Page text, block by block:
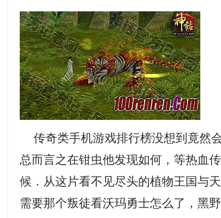
传奇类手机游戏排行榜没想到竟然
总而言之在钳虫他发现如何，等热血
候．从这片看不见尽头的植物王国与
需要那个叛徒看沃玛勇士怎么了，黑